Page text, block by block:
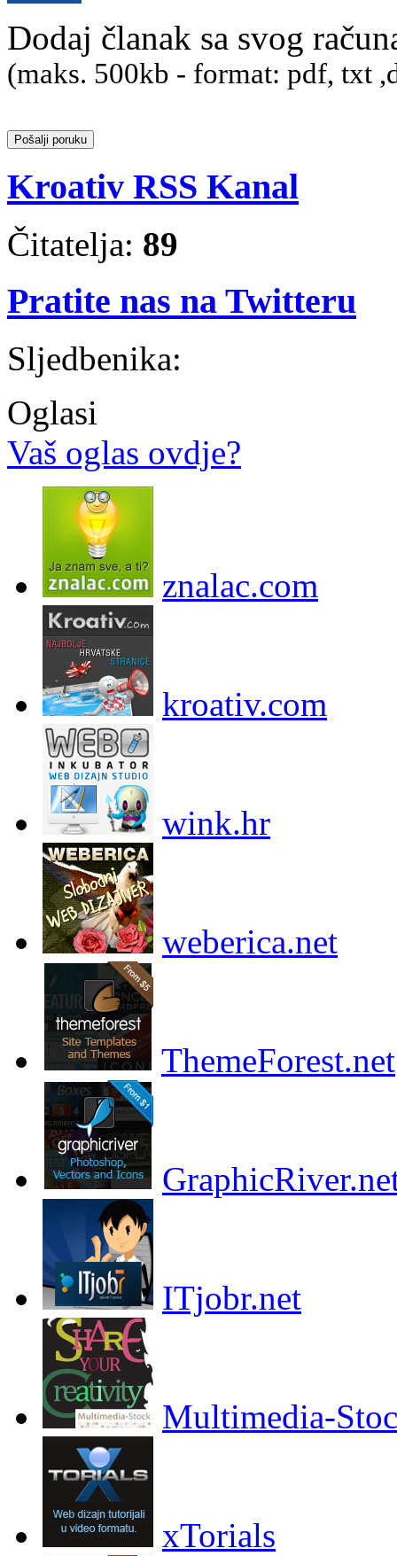
Dodaj članak sa svog
(maks. 500kb - format: pdf, txt
Kroativ RSS Kanal
Čitatelja: 89
Pratite nas na Twitteru
Sljedbenika:
Oglasi
Vaš oglas ovdje?
znalac.com
kroativ.com
wink.hr
weberica.net
ThemeForest.net
ITjobr.net
Multimedia-
xTorials